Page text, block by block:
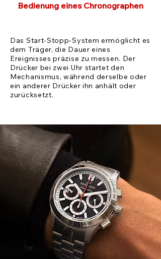
Bedienung eines Chronographen
Das Start-Stopp-System ermöglicht es
dem Träger, die Dauer eines
Ereignisses präzise zu messen. Der
Drücker bei zwei Uhr startet den
Mechanismus, während derselbe oder
ein anderer Drücker ihn anhält oder
zurücksetzt.